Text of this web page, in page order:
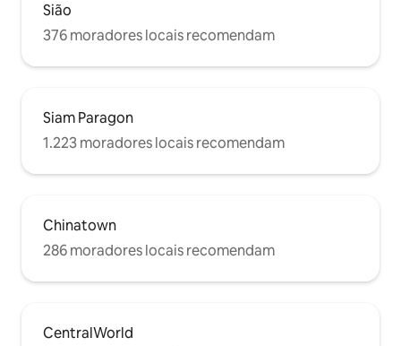
Sião
376 moradores locais recomendam
Siam Paragon
1.223 moradores locais recomendam
Chinatown
286 moradores locais recomendam
CentralWorld